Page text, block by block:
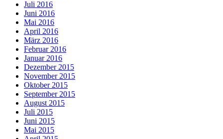
Juli 2016
Juni 2016
Mai 2016
April 2016
März 2016
Februar 2016
Januar 2016
Dezember 2015
November 2015
Oktober 2015
September 2015
August 2015
Juli 2015
Juni 2015
Mai 2015